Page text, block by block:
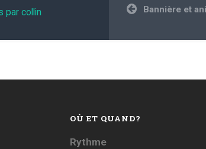
par collin
Navigation
de
Bannière et
OÙ ET QUAND?
Rythme